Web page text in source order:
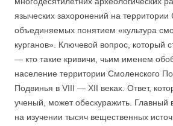
языческих захоронений на территории
объединяемых понятием «культура
курганов». Ключевой вопрос, который
— кто такие кривичи, чьим именем
население территории Смоленского
Подвинья в VIII — XII веках. Ответ,
ученый, может обескуражить. Главный
на изучении тысяч вещественных